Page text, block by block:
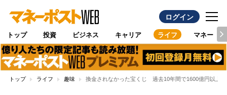
ログイン
トップ 投資 ビジネス キャリア ライフ マネー
トップ ライフ 趣味 換金されなかった宝くじ 過去10年間で1600億円以上